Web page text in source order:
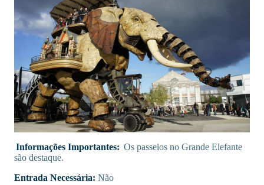
Informações Importantes: Os passeios no Grande Elefante
são destaque.
Entrada Necessária: Não